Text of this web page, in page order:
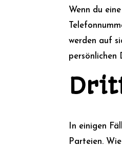
Wenn du
werden auf
persönlichen
In einigen
Parteien.